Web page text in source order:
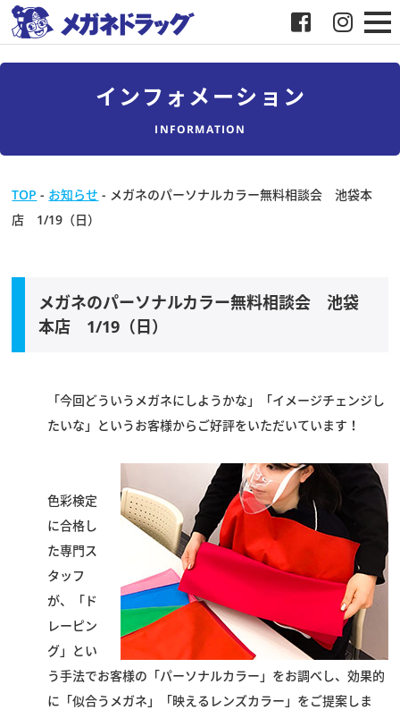
採用
メガネドラッグについて
お客様紹介
スタッフブログ
インフォメーション
INFORMATION
TOP - お知らせ - メガネのパーソナルカラー無料相談会 池袋本
店 1/19（日）
メガネのパーソナルカラー無料相談会 池袋
本店 1/19（日）
「今回どういうメガネにしようかな」「イメージチェンジし
たいな」というお客様からご好評をいただいています！
色彩検定
に合格し
た専門ス
タッフ
が、「ド
レーピン
グ」とい
う手法でお客様の「パーソナルカラー」をお調べし、効果的
に「似合うメガネ」「映えるレンズカラー」をご提案しま